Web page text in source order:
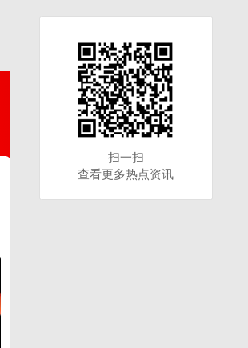
扫一扫
查看更多热点资讯
扫一扫
查看更多热点资讯